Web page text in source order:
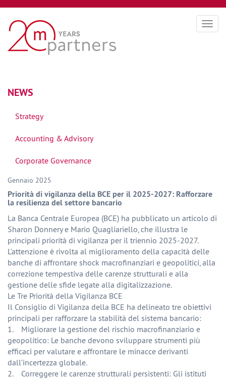
NEWS
Strategy
Accounting & Advisory
Corporate Governance
Gennaio 2025
Priorità di vigilanza della BCE per il 2025-2027: Rafforzare
la resilienza del settore bancario
La Banca Centrale Europea (BCE) ha pubblicato un articolo di
Sharon Donnery e Mario Quagliariello, che illustra le
principali priorità di vigilanza per il triennio 2025-2027.
L’attenzione è rivolta al miglioramento della capacità delle
banche di affrontare shock macrofinanziari e geopolitici, alla
correzione tempestiva delle carenze strutturali e alla
gestione delle sfide legate alla digitalizzazione.
Le Tre Priorità della Vigilanza BCE
Il Consiglio di Vigilanza della BCE ha delineato tre obiettivi
principali per rafforzare la stabilità del sistema bancario:
1. Migliorare la gestione del rischio macrofinanziario e
geopolitico: Le banche devono sviluppare strumenti più
efficaci per valutare e affrontare le minacce derivanti
dall’incertezza globale.
2. Correggere le carenze strutturali persistenti: Gli istituti